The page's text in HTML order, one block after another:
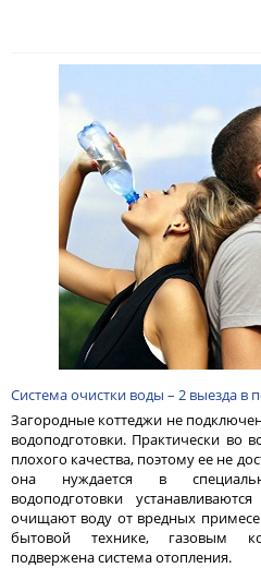
Система очистки воды – 2 выезда в
Загородные коттеджи не
водоподготовки. Практически во
плохого качества, поэтому ее не
она нуждается в
водоподготовки
очищают воду от вредных
бытовой технике, газовым
подвержена система отопления.